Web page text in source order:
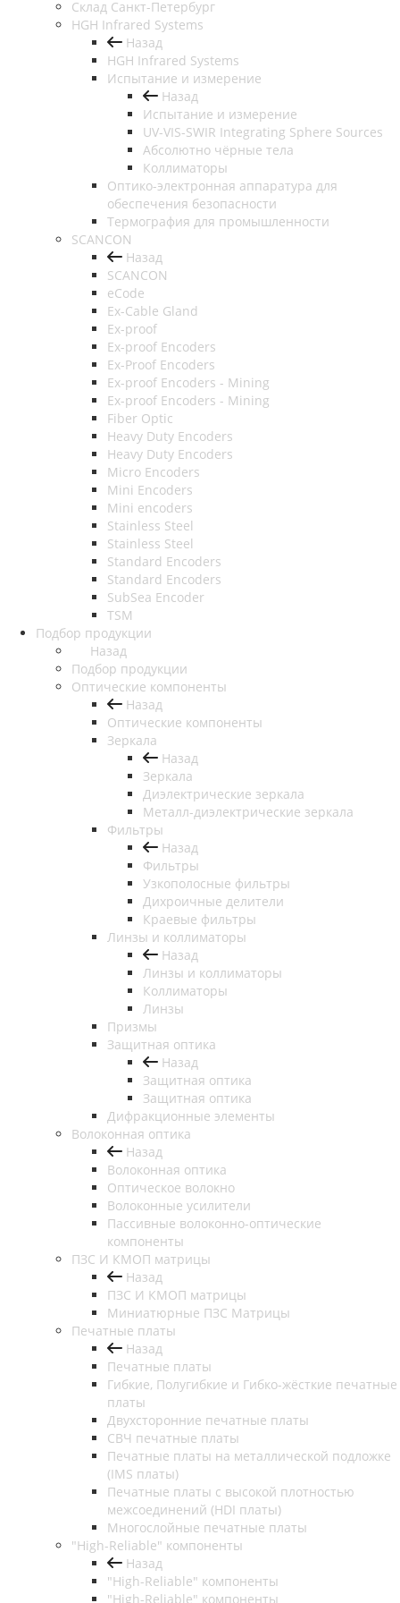
Cклад Санкт-Петербург
HGH Infrared Systems
Назад
HGH Infrared Systems
Испытание и измерение
Назад
Испытание и измерение
UV-VIS-SWIR Integrating Sphere Sources
Абсолютно чёрные тела
Коллиматоры
Оптико-электронная аппаратура для
обеспечения безопасности
Термография для промышленности
SCANCON
Назад
SCANCON
eCode
Ex-Cable Gland
Ex-proof
Ex-proof Encoders
Ex-Proof Encoders
Ex-proof Encoders - Mining
Ex-proof Encoders - Mining
Fiber Optic
Heavy Duty Encoders
Heavy Duty Encoders
Micro Encoders
Mini Encoders
Mini encoders
Stainless Steel
Stainless Steel
Standard Encoders
Standard Encoders
SubSea Encoder
TSM
Подбор продукции
Назад
Подбор продукции
Оптические компоненты
Назад
Оптические компоненты
Зеркала
Назад
Зеркала
Диэлектрические зеркала
Металл-диэлектрические зеркала
Фильтры
Назад
Фильтры
Узкополосные фильтры
Дихроичные делители
Краевые фильтры
Линзы и коллиматоры
Назад
Линзы и коллиматоры
Коллиматоры
Линзы
Призмы
Защитная оптика
Назад
Защитная оптика
Защитная оптика
Дифракционные элементы
Волоконная оптика
Назад
Волоконная оптика
Оптическое волокно
Волоконные усилители
Пассивные волоконно-оптические
компоненты
ПЗС И КМОП матрицы
Назад
ПЗС И КМОП матрицы
Миниатюрные ПЗС Матрицы
Печатные платы
Назад
Печатные платы
Гибкие, Полугибкие и Гибко-жёсткие печатные
платы
Двухсторонние печатные платы
СВЧ печатные платы
Печатные платы на металлической подложке
(IMS платы)
Печатные платы с высокой плотностью
межсоединений (HDI платы)
Многослойные печатные платы
"High-Reliable" компоненты
Назад
"High-Reliable" компоненты
"High-Reliable" компоненты